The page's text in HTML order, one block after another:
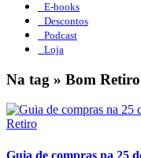
E-books
Descontos
Podcast
Loja
Na tag » Bom Retiro
Guia de compras na 25